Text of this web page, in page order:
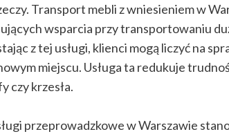
Transport mebli z wniesieniem w
wsparcia przy transportowaniu
z tej usługi, klienci mogą liczyć na
miejscu. Usługa ta redukuje
czy krzesła.
przeprowadzkowe w Warszawie